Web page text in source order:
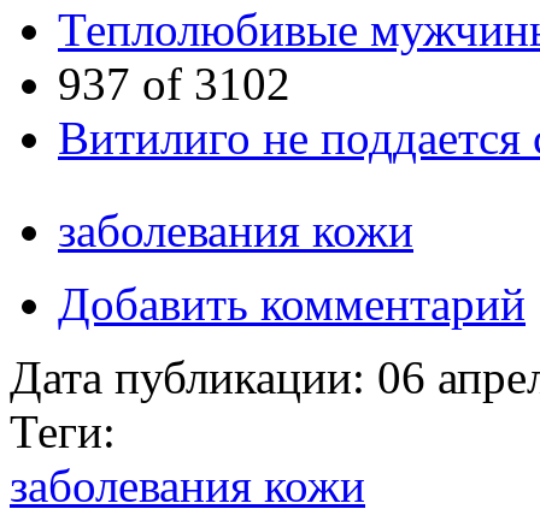
Теплолюбивые
937 of 3102
Витилиго не поддается
заболевания кожи
Добавить комментарий
Дата публикации: 06
Теги:
заболевания кожи